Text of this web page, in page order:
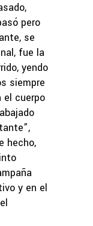
pero
se
fue la
yendo
siempre
el cuerpo
hecho,
y en el